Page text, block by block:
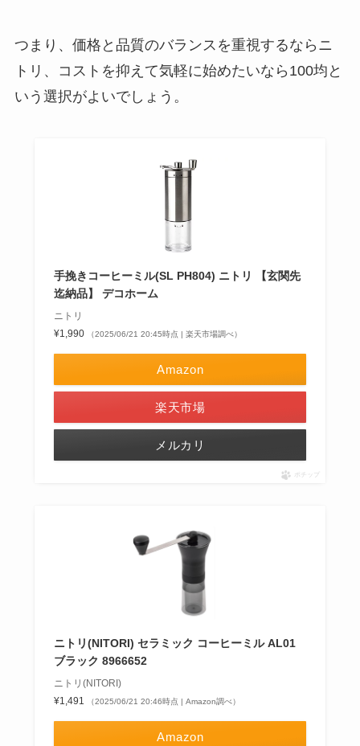
つまり、価格と品質のバランスを重視するならニ
トリ、コストを抑えて気軽に始めたいなら100均と
いう選択がよいでしょう。
手挽きコーヒーミル(SL PH804) ニトリ 【玄関先
迄納品】 デコホーム
ニトリ
¥1,990
（2025/06/21 20:45時点 | 楽天市場調べ）
Amazon
楽天市場
メルカリ
ポチップ
ニトリ(NITORI) セラミック コーヒーミル AL01
ブラック 8966652
ニトリ(NITORI)
¥1,491
（2025/06/21 20:46時点 | Amazon調べ）
Amazon